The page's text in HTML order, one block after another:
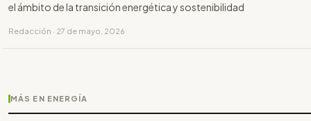
el ámbito de la transición energética y sostenibilidad
Redacción · 27 de mayo, 2026
MÁS EN ENERGÍA